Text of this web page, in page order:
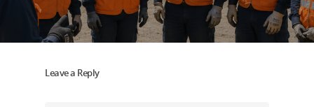
Leave a Reply